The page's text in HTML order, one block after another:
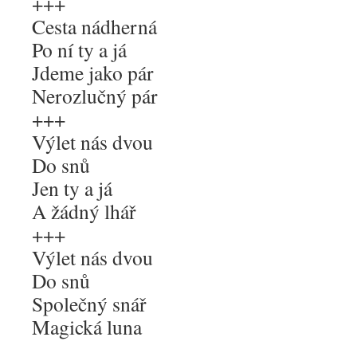
Cesta nádherná
Po ní ty a já
Jdeme jako pár
Nerozlučný pár
+++
Výlet nás dvou
Do snů
Jen ty a já
A žádný lhář
+++
Výlet nás dvou
Do snů
Společný snář
Magická luna